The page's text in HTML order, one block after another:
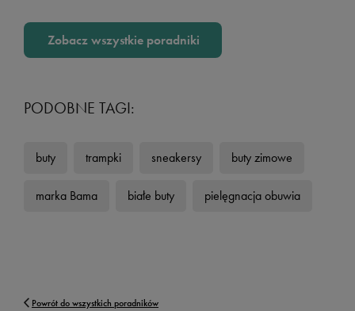
Zobacz wszystkie poradniki
PODOBNE TAGI:
buty trampki sneakersy buty zimowe
marka Bama białe buty pielęgnacja obuwia
Powrót do wszystkich poradników